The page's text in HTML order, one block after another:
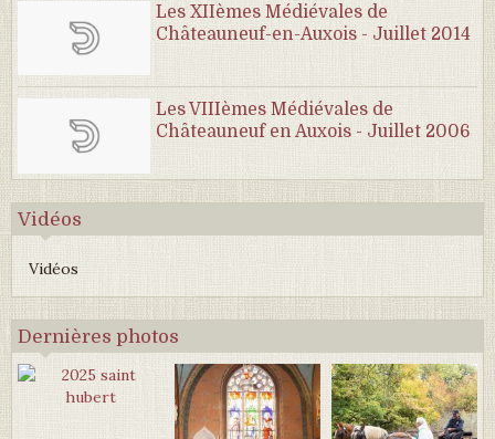
Les XIIèmes Médiévales de
Châteauneuf-en-Auxois - Juillet 2014
Les VIIIèmes Médiévales de
Châteauneuf en Auxois - Juillet 2006
Vidéos
Vidéos
Dernières photos